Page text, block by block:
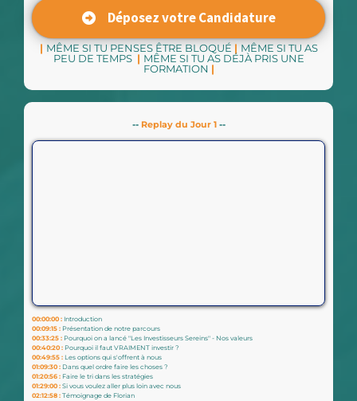
Déposez votre Candidature
| MÊME SI TU PENSES ÊTRE BLOQUÉ | MÊME SI TU AS
PEU DE TEMPS | MÊME SI TU AS DÉJÀ PRIS UNE
FORMATION |
-- Replay du Jour 1--
00:00:00 : Introduction
00:09:15 : Présentation de notre parcours
00:33:25 : Pourquoi on a lancé "Les Investisseurs Sereins" - Nos valeurs
00:40:20 : Pourquoi il faut VRAIMENT investir ?
00:49:55 : Les options qui s'offrent à nous
01:09:30 : Dans quel ordre faire les choses ?
01:20:56 : Faire le tri dans les stratégies
01:29:00 : Si vous voulez aller plus loin avec nous
02:12:58 : Témoignage de Florian